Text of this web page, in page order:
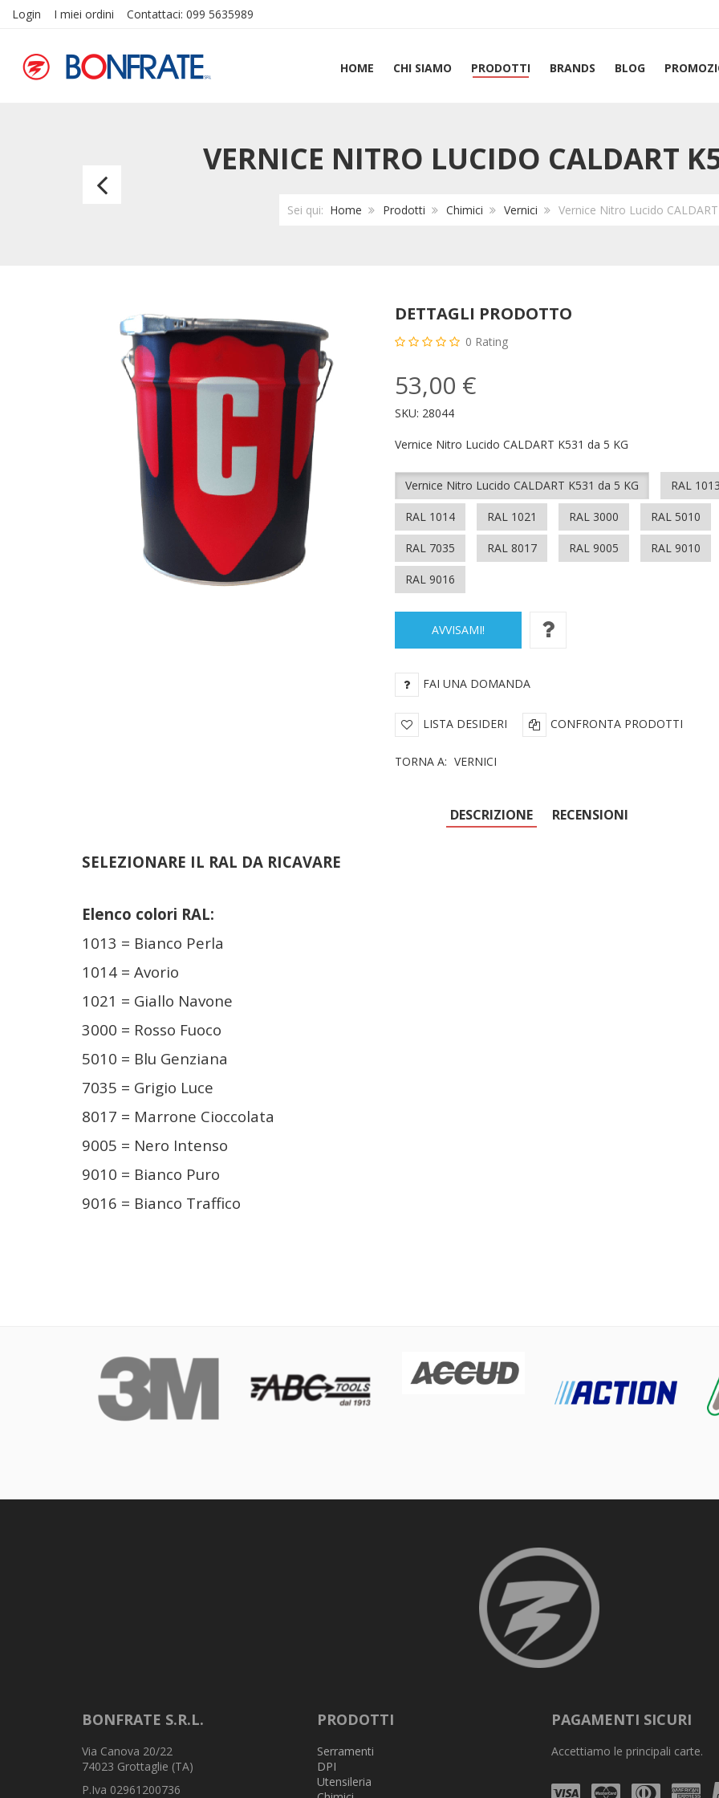
Login I miei ordini Contattaci: 099 5635989
HOME CHI SIAMO PRODOTTI BRANDS BLOG
VERNICE NITRO LUCIDO CALDART
Sei qui: Home Prodotti Chimici Vernici Vernice Nitro Lucido
Vernice
K624
RAL
9016
(Bianco
Traffico)
DETTAGLI PRODOTTO
0 Rating
53,00 €
SKU: 28044
Vernice Nitro Lucido CALDART K531 da 5 KG
Vernice Nitro Lucido CALDART K531 da 5 KG RAL
RAL 1014 RAL 1021 RAL 3000 RAL 5010
RAL 7035 RAL 8017 RAL 9005 RAL 9010
RAL 9016
AVVISAMI!
FAI UNA DOMANDA
LISTA DESIDERI CONFRONTA PRODOTTI
TORNA A: VERNICI
DESCRIZIONE RECENSIONI
SELEZIONARE IL RAL DA RICAVARE
Elenco colori RAL:
1013 = Bianco Perla
1014 = Avorio
1021 = Giallo Navone
3000 = Rosso Fuoco
5010 = Blu Genziana
7035 = Grigio Luce
8017 = Marrone Cioccolata
9005 = Nero Intenso
9010 = Bianco Puro
9016 = Bianco Traffico
BONFRATE S.R.L.
Via Canova 20/22
74023 Grottaglie (TA)
P.Iva 02961200736
PRODOTTI
Serramenti
DPI
Utensileria
PAGAMENTI SICURI
Accettiamo le principali carte.
Visa Mastercard
Diners